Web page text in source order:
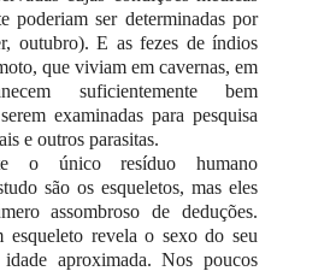
poderiam ser determinadas por
outubro). E as fezes de índios
que viviam em cavernas, em
suficientemente bem
examinadas para pesquisa
e outros parasitas.
o único resíduo humano
são os esqueletos, mas eles
assombroso de deduções.
esqueleto revela o sexo do seu
aproximada. Nos poucos